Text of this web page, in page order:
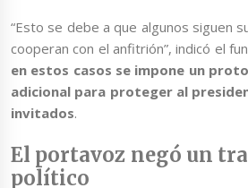
“Esto se debe a que algunos siguen
cooperan con el anfitrión”, indicó el
en estos casos se impone un
adicional para proteger al
invitados.
El portavoz negó un
político